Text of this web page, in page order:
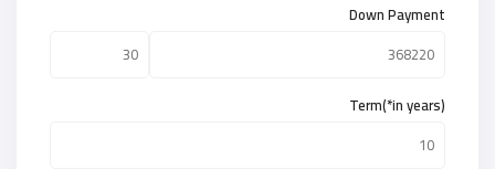
Down Payment
Term(*in years)